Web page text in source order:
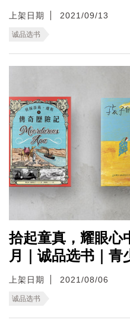
上架日期 2021/09/13
诚品选书
拾起童真，耀眼心
月｜诚品选书｜青
上架日期 2021/08/06
诚品选书